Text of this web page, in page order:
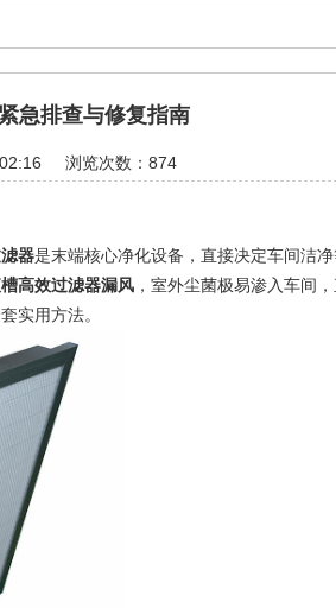
急排查与修复指南
浏览次数：874
器是末端核心净化设备，直接决定车间洁
高效过滤器漏风 ，室外尘菌极易渗入车间
实用方法。